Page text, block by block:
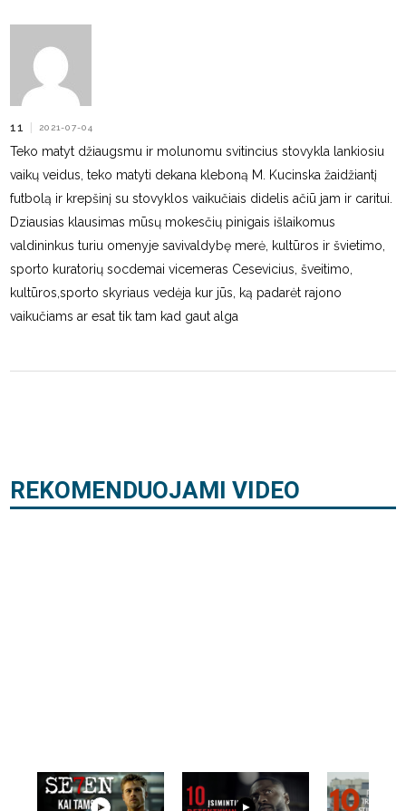
11 2021-07-04
Teko matyt džiaugsmu ir molunomu svitincius stovykla lankiosiu
vaikų veidus, teko matyti dekana kleboną M. Kucinska žaidžiantį
futbolą ir krepšinį su stovyklos vaikučiais didelis ačiū jam ir caritui.
Dziausias klausimas mūsų mokesčių pinigais išlaikomus
valdininkus turiu omenyje savivaldybę merė, kultūros ir švietimo,
sporto kuratorių socdemai vicemeras Cesevicius, šveitimo,
kultūros,sporto skyriaus vedėja kur jūs, ką padarėt rajono
vaikučiams ar esat tik tam kad gaut alga
REKOMENDUOJAMI VIDEO